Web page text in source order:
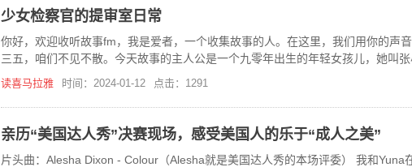
少女检察官的提审室日常
你好，欢迎收听故事fm，我是爱者，一个收集故事的人。在这里，我们用你的声音
三五，咱们不见不散。今天故事的主人公是一个九零年出生的年轻女孩儿，她叫张
们是在网上和张小挑认识的。在见到他之前，我们很难想
读喜马拉雅 时间：2024-01-12 点击：1291
亲历“美国达人秀”决赛现场，感受美国人的乐于“成人之美”
片头曲：Alesha Dixon - Colour（Alesha就是美国达人秀的本场评委） 我和Yuna